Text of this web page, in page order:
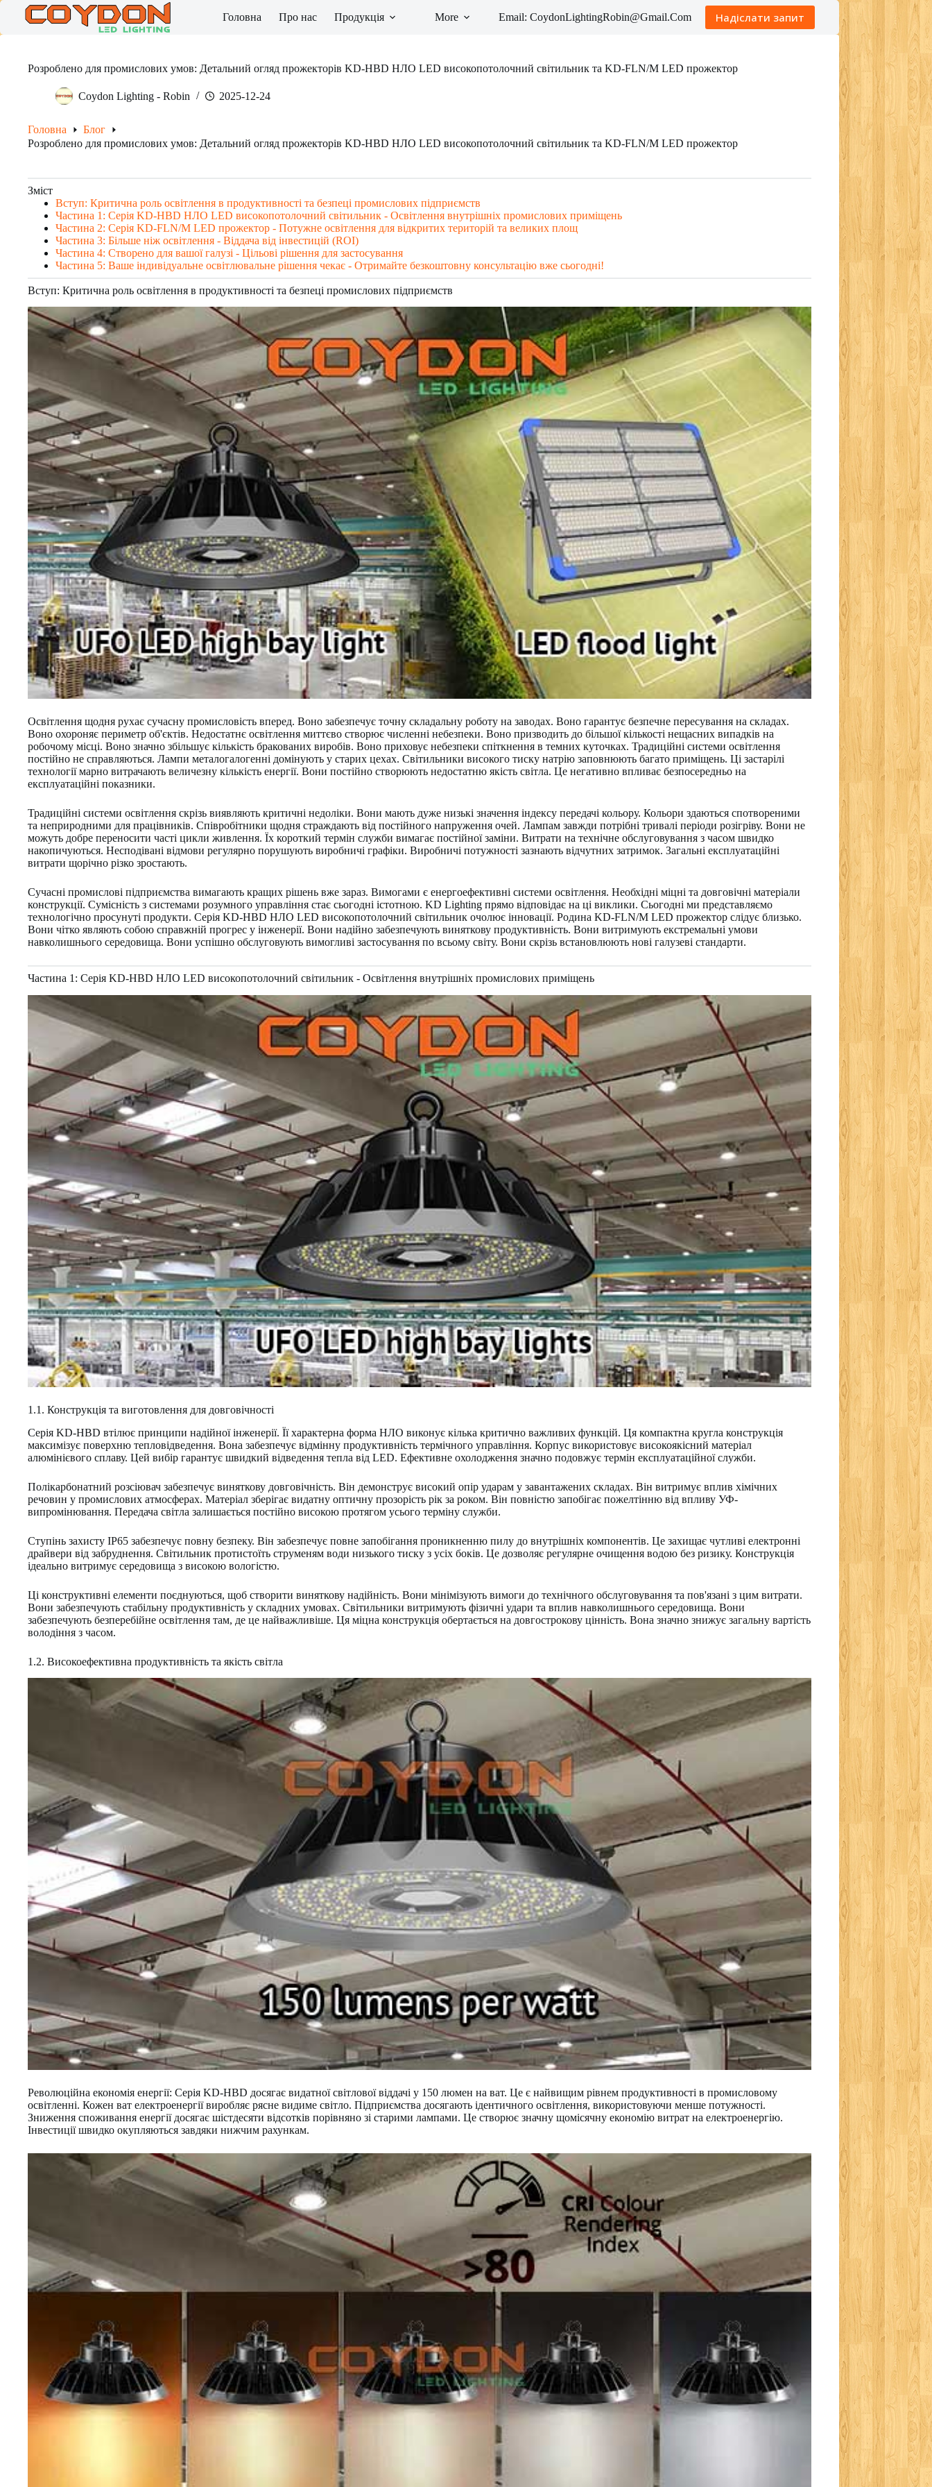
Skip
content
Головна Про нас Продукція More Email: CoydonLightingRobin@Gmail.Com Надіслати запит
Розроблено для промислових умов: Детальний огляд прожекторів KD-HBD НЛО LED високопотолочний світильник та KD-FLN/M LED прожектор
Coydon Lighting - Robin 2025-12-24
Головна
Блог
Розроблено для промислових умов: Детальний огляд прожекторів KD-HBD НЛО LED високопотолочний світильник та KD-FLN/M LED прожектор
Зміст
Вступ: Критична роль освітлення в продуктивності та безпеці промислових підприємств
Частина 1: Серія KD-HBD НЛО LED високопотолочний світильник - Освітлення внутрішніх промислових приміщень
Частина 2: Серія KD-FLN/M LED прожектор - Потужне освітлення для відкритих територій та великих площ
Частина 3: Більше ніж освітлення - Віддача від інвестицій (ROI)
Частина 4: Створено для вашої галузі - Цільові рішення для застосування
Частина 5: Ваше індивідуальне освітлювальне рішення чекає - Отримайте безкоштовну консультацію вже сьогодні!
Вступ: Критична роль освітлення в продуктивності та безпеці промислових підприємств
Освітлення щодня рухає сучасну промисловість вперед. Воно забезпечує точну складальну роботу на заводах. Воно гарантує безпечне пересування на складах.
Воно охороняє периметр об'єктів. Недостатнє освітлення миттєво створює численні небезпеки. Воно призводить до більшої кількості нещасних випадків на
робочому місці. Воно значно збільшує кількість бракованих виробів. Воно приховує небезпеки спіткнення в темних куточках. Традиційні системи освітлення
постійно не справляються. Лампи металогалогенні домінують у старих цехах. Світильники високого тиску натрію заповнюють багато приміщень. Ці застарілі
технології марно витрачають величезну кількість енергії. Вони постійно створюють недостатню якість світла. Це негативно впливає безпосередньо на
експлуатаційні показники.
Традиційні системи освітлення скрізь виявляють критичні недоліки. Вони мають дуже низькі значення індексу передачі кольору. Кольори здаються спотвореними
та неприродними для працівників. Співробітники щодня страждають від постійного напруження очей. Лампам завжди потрібні тривалі періоди розігріву. Вони не
можуть добре переносити часті цикли живлення. Їх короткий термін служби вимагає постійної заміни. Витрати на технічне обслуговування з часом швидко
накопичуються. Несподівані відмови регулярно порушують виробничі графіки. Виробничі потужності зазнають відчутних затримок. Загальні експлуатаційні
витрати щорічно різко зростають.
Сучасні промислові підприємства вимагають кращих рішень вже зараз. Вимогами є енергоефективні системи освітлення. Необхідні міцні та довговічні матеріали
конструкції. Сумісність з системами розумного управління стає сьогодні істотною. KD Lighting прямо відповідає на ці виклики. Сьогодні ми представляємо
технологічно просунуті продукти. Серія KD-HBD НЛО LED високопотолочний світильник очолює інновації. Родина KD-FLN/M LED прожектор слідує близько.
Вони чітко являють собою справжній прогрес у інженерії. Вони надійно забезпечують виняткову продуктивність. Вони витримують екстремальні умови
навколишнього середовища. Вони успішно обслуговують вимогливі застосування по всьому світу. Вони скрізь встановлюють нові галузеві стандарти.
Частина 1: Серія KD-HBD НЛО LED високопотолочний світильник - Освітлення внутрішніх промислових приміщень
1.1. Конструкція та виготовлення для довговічності
Серія KD-HBD втілює принципи надійної інженерії. Її характерна форма НЛО виконує кілька критично важливих функцій. Ця компактна кругла конструкція
максимізує поверхню тепловідведення. Вона забезпечує відмінну продуктивність термічного управління. Корпус використовує високоякісний матеріал
алюмінієвого сплаву. Цей вибір гарантує швидкий відведення тепла від LED. Ефективне охолодження значно подовжує термін експлуатаційної служби.
Полікарбонатний розсіювач забезпечує виняткову довговічність. Він демонструє високий опір ударам у завантажених складах. Він витримує вплив хімічних
речовин у промислових атмосферах. Матеріал зберігає видатну оптичну прозорість рік за роком. Він повністю запобігає пожелтінню від впливу УФ-
випромінювання. Передача світла залишається постійно високою протягом усього терміну служби.
Ступінь захисту IP65 забезпечує повну безпеку. Він забезпечує повне запобігання проникненню пилу до внутрішніх компонентів. Це захищає чутливі електронні
драйвери від забруднення. Світильник протистоїть струменям води низького тиску з усіх боків. Це дозволяє регулярне очищення водою без ризику. Конструкція
ідеально витримує середовища з високою вологістю.
Ці конструктивні елементи поєднуються, щоб створити виняткову надійність. Вони мінімізують вимоги до технічного обслуговування та пов'язані з цим витрати.
Вони забезпечують стабільну продуктивність у складних умовах. Світильники витримують фізичні удари та вплив навколишнього середовища. Вони
забезпечують безперебійне освітлення там, де це найважливіше. Ця міцна конструкція обертається на довгострокову цінність. Вона значно знижує загальну вартість
володіння з часом.
1.2. Високоефективна продуктивність та якість світла
Революційна економія енергії: Серія KD-HBD досягає видатної світлової віддачі у 150 люмен на ват. Це є найвищим рівнем продуктивності в промисловому
освітленні. Кожен ват електроенергії виробляє рясне видиме світло. Підприємства досягають ідентичного освітлення, використовуючи менше потужності.
Зниження споживання енергії досягає шістдесяти відсотків порівняно зі старими лампами. Це створює значну щомісячну економію витрат на електроенергію.
Інвестиції швидко окупляються завдяки нижчим рахункам.